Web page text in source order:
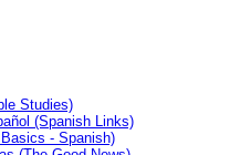
Studies)
(Spanish Links)
- Spanish)